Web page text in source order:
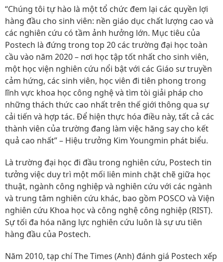
“Chúng tôi tự hào là một tổ chức đem lại các quyền lợi
hàng đầu cho sinh viên: nền giáo dục chất lượng cao và
các nghiên cứu có tầm ảnh hưởng lớn. Mục tiêu của
Postech là đứng trong top 20 các trường đại học toàn
cầu vào năm 2020 – nơi học tập tốt nhất cho sinh viên,
một học viện nghiên cứu nổi bật với các Giáo sư truyền
cảm hứng, các sinh viên, học viên đi tiên phong trong
lĩnh vực khoa học công nghệ và tìm tòi giải pháp cho
những thách thức cao nhất trên thế giới thông qua sự
cải tiến và hợp tác. Để hiện thực hóa điều này, tất cả các
thành viên của trường đang làm việc hăng say cho kết
quả cao nhất” – Hiệu trưởng Kim Youngmin phát biểu.
Là trường đại học đi đầu trong nghiên cứu, Postech tin
tưởng việc duy trì một mối liên minh chặt chẽ giữa học
thuật, ngành công nghiệp và nghiên cứu với các ngành
và trung tâm nghiên cứu khác, bao gồm POSCO và Viện
nghiên cứu Khoa học và công nghệ công nghiệp (RIST).
Sự tối đa hóa năng lực nghiên cứu luôn là sự ưu tiên
hàng đầu của Postech.
Năm 2010, tạp chí The Times (Anh) đánh giá Postech xếp